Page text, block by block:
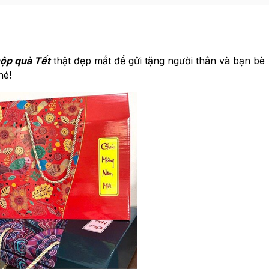
quà Tếtthật đẹp mắt để gửi tặng người thân và bạn bè